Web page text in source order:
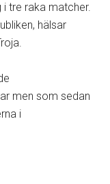
i tre raka matcher.
hälsar
men som sedan
i